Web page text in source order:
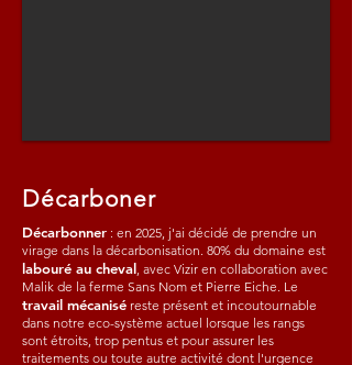
Décarboner
Décarbonner : en 2025, j'ai décidé de prendre un
virage dans la décarbonisation. 80% du domaine est
labouré au cheval, avec Vizir en collaboration avec
Malik de la ferme Sans Nom et Pierre Eiche. Le
travail mécanisé reste présent et incoutournable
dans notre eco-système actuel lorsque les rangs
sont étroits, trop pentus et pour assurer les
traitements ou toute autre activité dont l'urgence